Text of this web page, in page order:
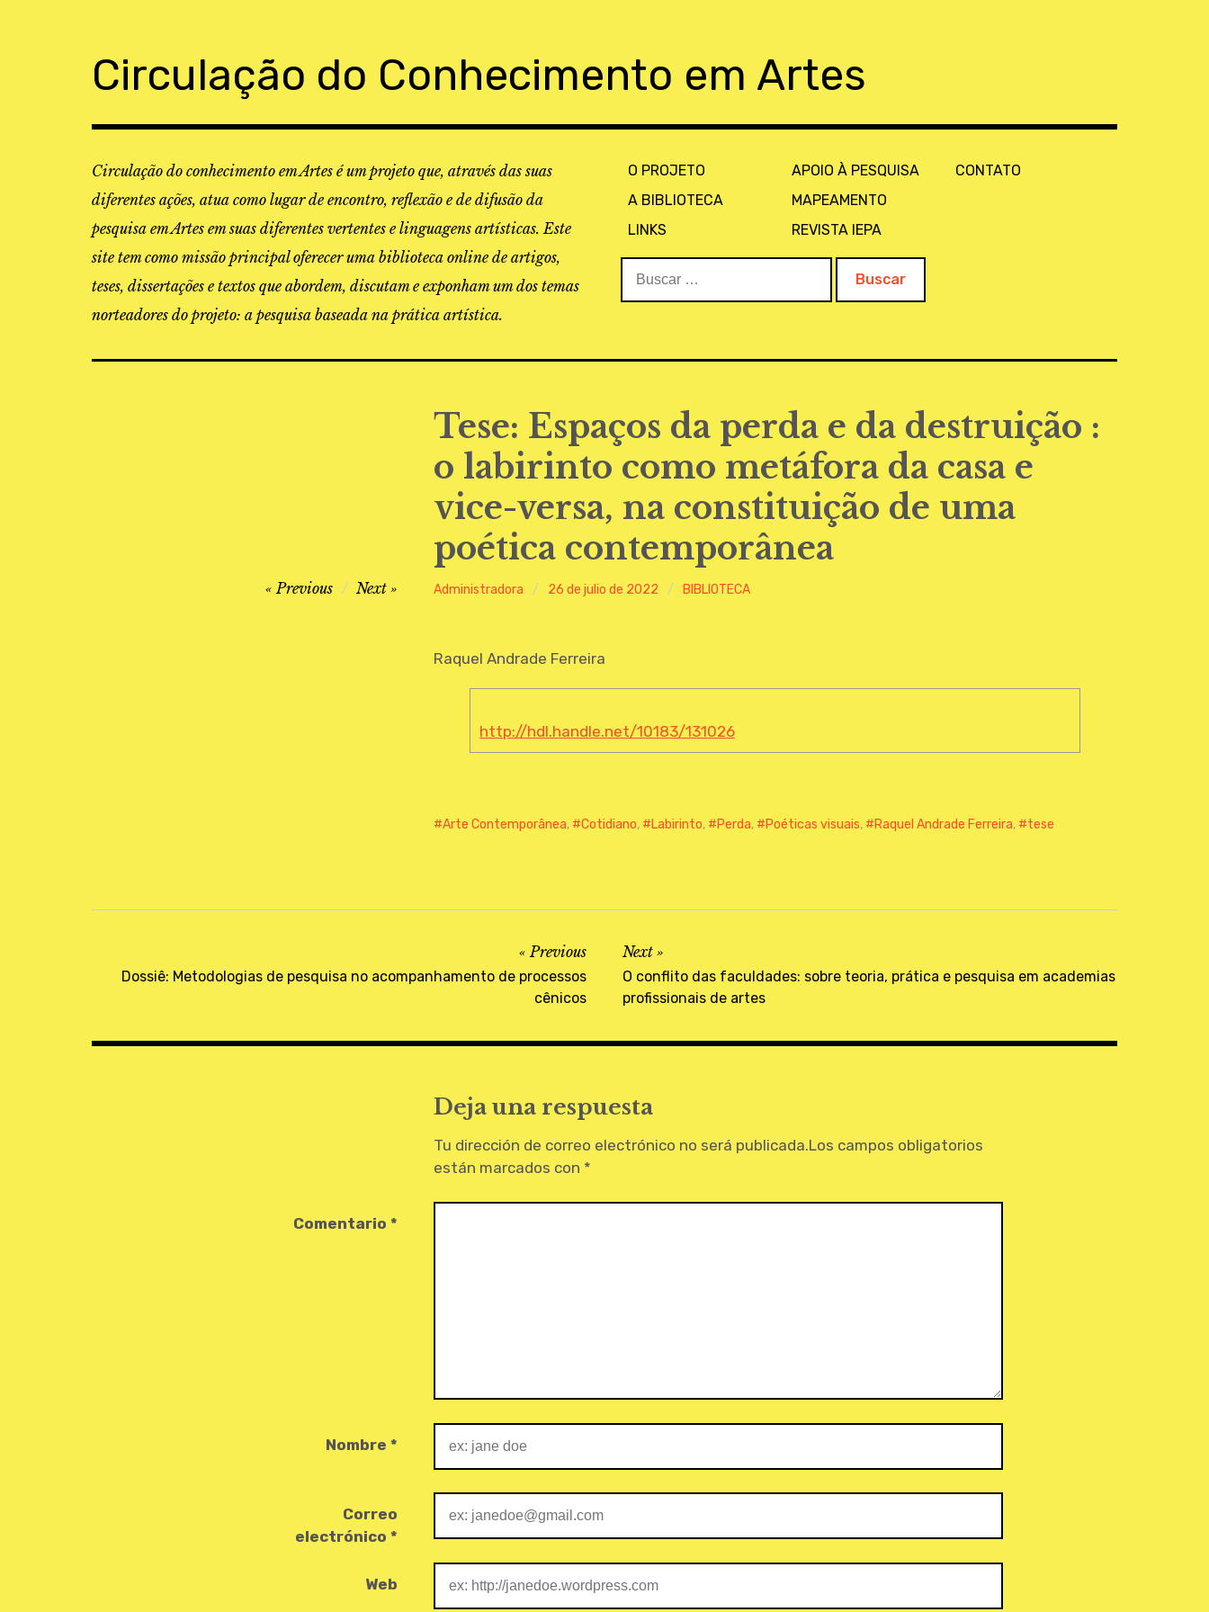
Circulação do Conhecimento em Artes
Circulação do conhecimento em Artes é um projeto que, através das suas
diferentes ações, atua como lugar de encontro, reflexão e de difusão da
pesquisa em Artes em suas diferentes vertentes e linguagens artísticas. Este
site tem como missão principal oferecer uma biblioteca online de artigos,
teses, dissertações e textos que abordem, discutam e exponham um dos temas
norteadores do projeto: a pesquisa baseada na prática artística.
O PROJETO
A BIBLIOTECA
LINKS
APOIO À PESQUISA
MAPEAMENTO
REVISTA IEPA
CONTATO
Tese: Espaços da perda e da destruição :
o labirinto como metáfora da casa e
vice-versa, na constituição de uma
poética contemporânea
Administradora 26 de julio de 2022 BIBLIOTECA
Previous Next
Raquel Andrade Ferreira
http://hdl.handle.net/10183/131026
Arte Contemporânea, Cotidiano, Labirinto, Perda, Poéticas visuais, Raquel Andrade Ferreira, tese
Previous
Dossiê: Metodologias de pesquisa no acompanhamento de processos
cênicos
Next
O conflito das faculdades: sobre teoria, prática e pesquisa em academias
profissionais de artes
Deja una respuesta
Tu dirección de correo electrónico no será publicada.Los campos obligatorios
están marcados con *
Comentario *
Nombre *
Correo
electrónico *
Web